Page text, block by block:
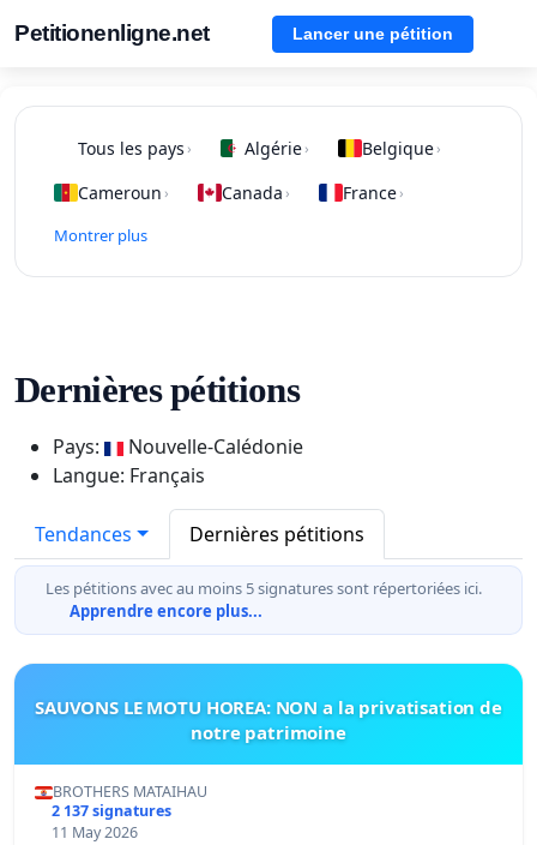
Petitionenligne.net Lancer une pétition
Tous les pays › Algérie› Belgique›
Cameroun › Canada › France›
Montrer plus
Dernières pétitions
Pays:
Nouvelle-Calédonie
Langue: Français
Tendances Dernières pétitions
Les pétitions avec au moins 5 signatures sont répertoriées ici.
Apprendre encore plus...
SAUVONS LE MOTU HOREA: NON a la privatisation de
notre patrimoine
BROTHERS MATAIHAU
2 137 signatures
11 May 2026